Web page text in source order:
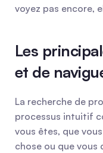
voyez pas encore,
Les
et de
La recherche de
processus intuitif
vous êtes, que
chose ou que vous